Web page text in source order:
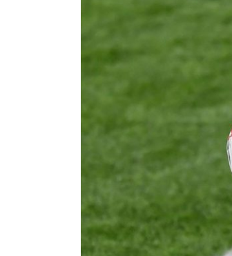
en la
de
El
Simonet
Lista
2026
Lista